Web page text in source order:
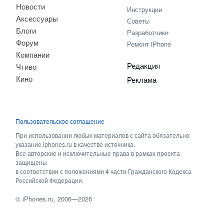
Новости
Аксессуары
Блоги
Форум
Компании
Чтиво
Кино
Инструкции
Советы
Разработчики
Ремонт iPhone
Редакция
Реклама
Пользовательское соглашение
При использовании любых материалов с сайта обязательно
указание iphones.ru в качестве источника.
Все авторские и исключительные права в рамках проекта
защищены
в соответствии с положениями 4 части Гражданского Кодекса
Российской Федерации.
©iPhones.ru, 2006—2026